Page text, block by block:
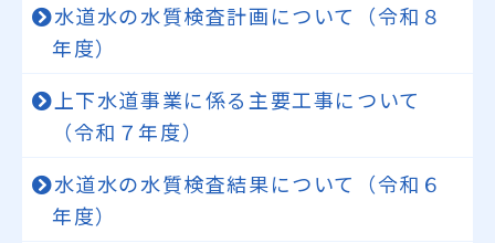
水道水の水質検査計画について（令和８
年度）
上下水道事業に係る主要工事について
（令和７年度）
水道水の水質検査結果について（令和６
年度）